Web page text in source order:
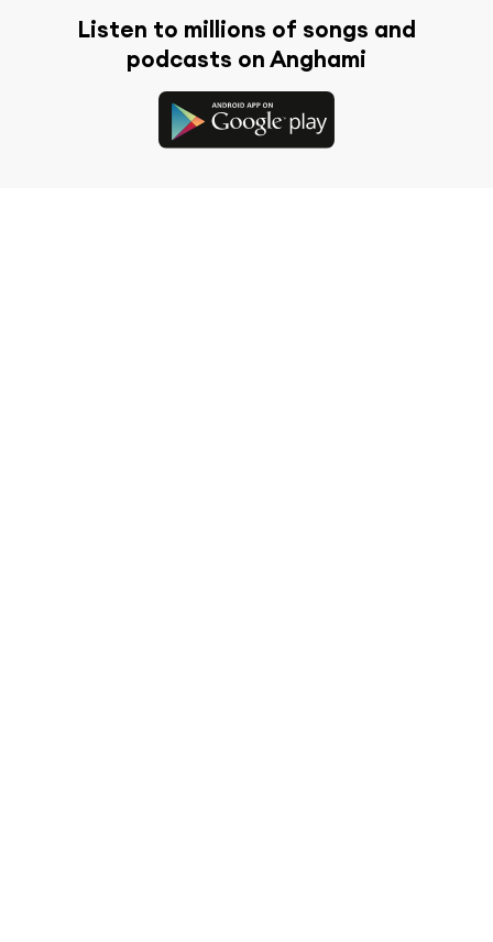
Listen to millions of songs and
podcasts on Anghami